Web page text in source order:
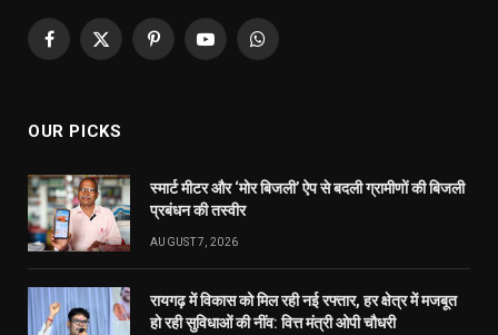
Facebook
X
PinterestYouTubeWhatsApp
OUR PICKS
स्मार्ट मीटर और ‘मोर बिजली’ ऐप से बदली ग्रामीणों की बिजली
प्रबंधन की तस्वीर
AUGUST 7, 2026
रायगढ़ में विकास को मिल रही नई रफ्तार, हर क्षेत्र में मजबूत
हो रही सुविधाओं की नींव: वित्त मंत्री ओपी चौधरी